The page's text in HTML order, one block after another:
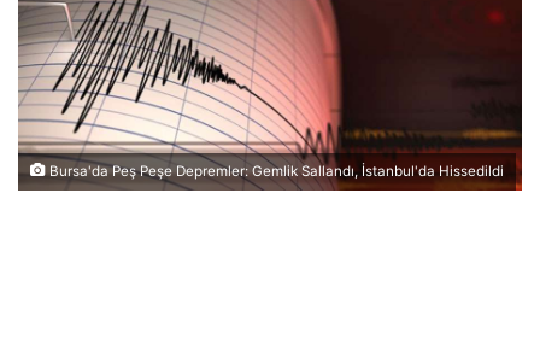
Bursa'da Peş Peşe Depremler: Gemlik Sallandı, İstanbul'da Hissedildi